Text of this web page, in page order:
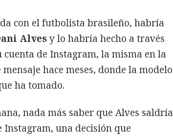
con el futbolista brasileño, habría
Alvesy lo habría hecho a través
cuenta de Instagram, la misma en la
hace meses, donde la modelo
ha tomado.
nada más saber que Alves saldría
una decisión que